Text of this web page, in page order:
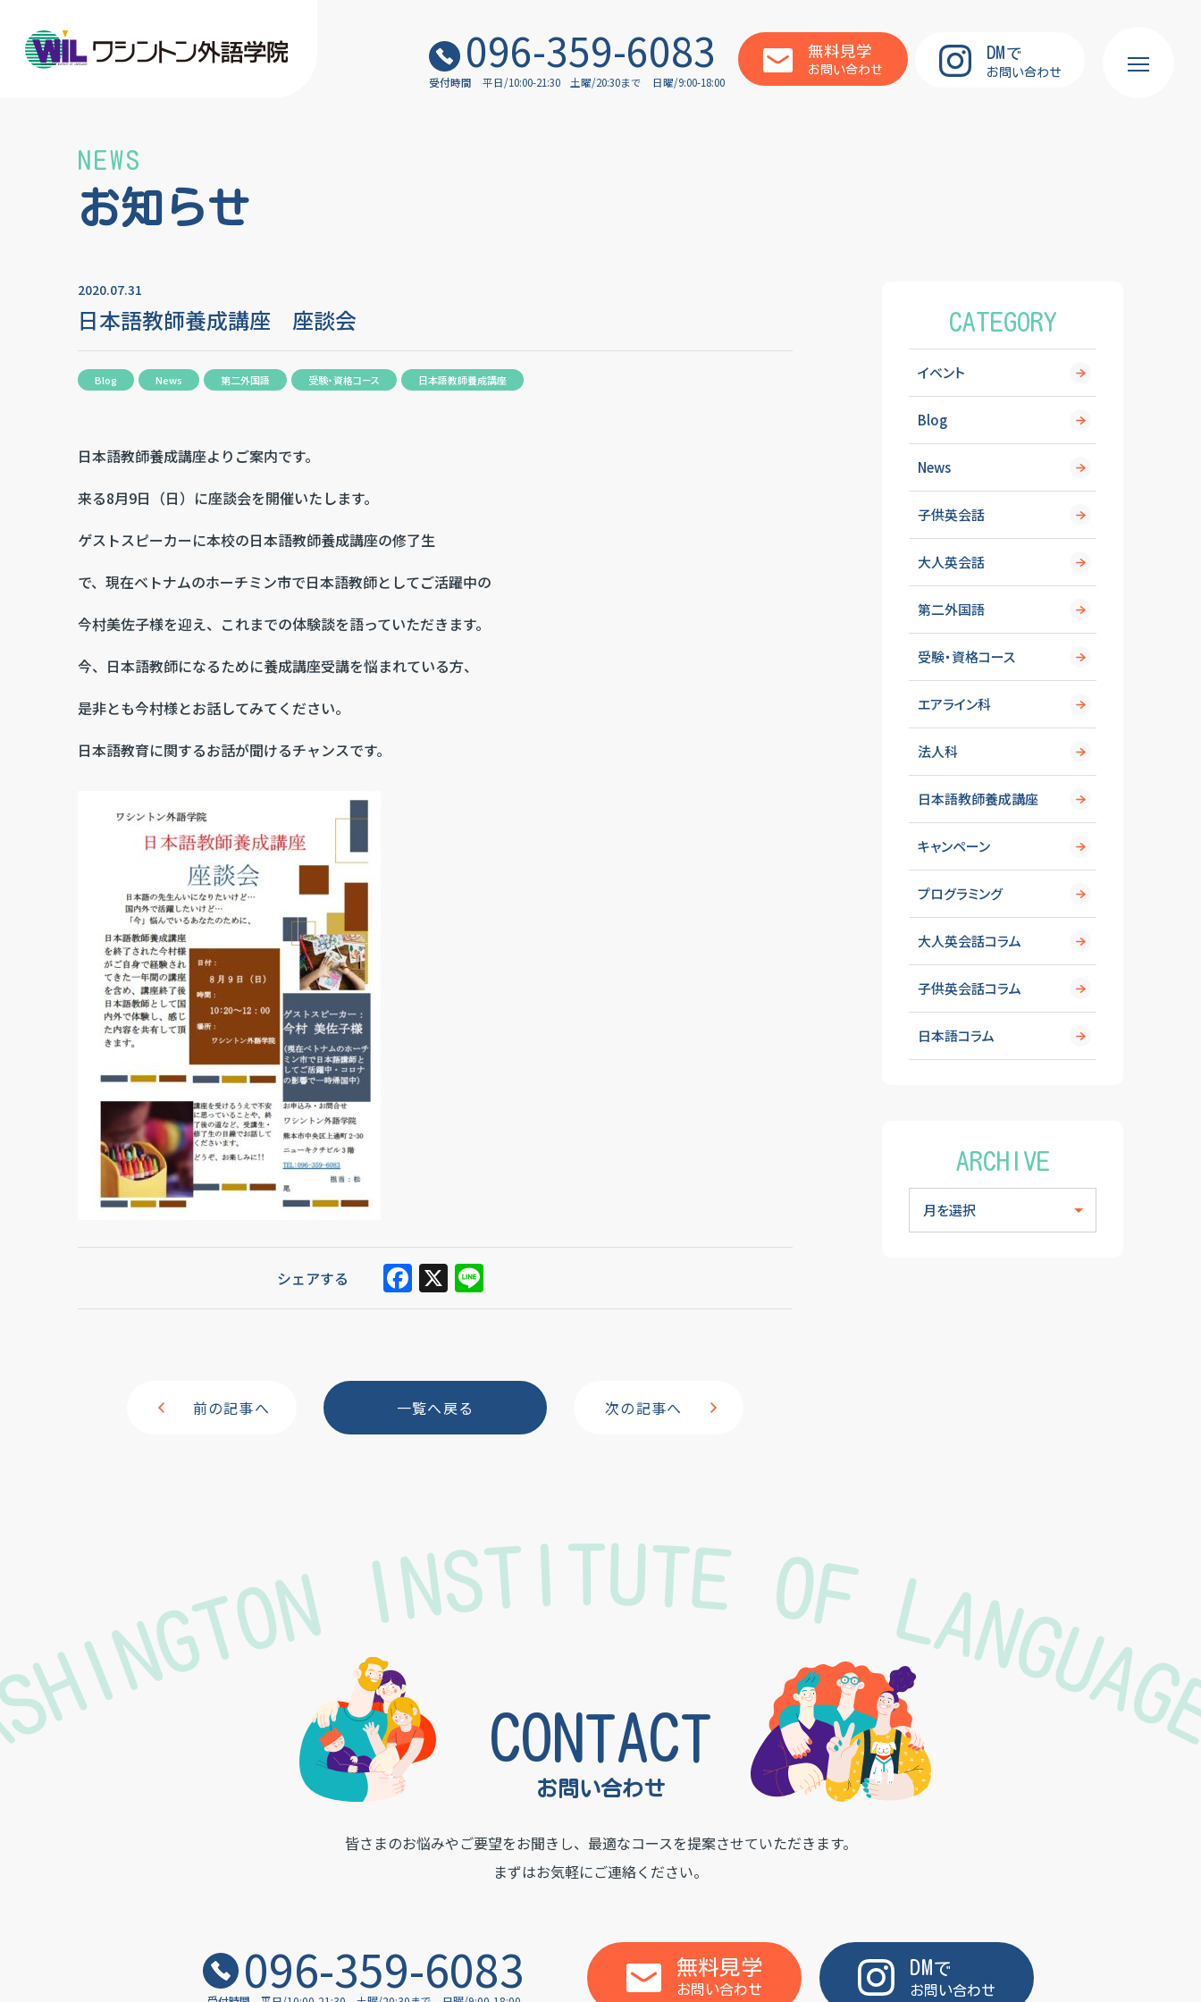
096-359-6083
受付時間 平日/10:00-21:30 土曜/20:30まで 日曜/9:00-18:00
無料見学
お問い合わせ
DMで
お問い合わせ
お知らせ
NEWS
2020.07.31
日本語教師養成講座 座談会
Blog News 第二外国語 受験・資格コース 日本語教師養成講座
日本語教師養成講座よりご案内です。
来る8月9日（日）に座談会を開催いたします。
ゲストスピーカーに本校の日本語教師養成講座の修了生
で、現在ベトナムのホーチミン市で日本語教師としてご活躍中の
今村美佐子様を迎え、これまでの体験談を語っていただきます。
今、日本語教師になるために養成講座受講を悩まれている方、
是非とも今村様とお話してみてください。
日本語教育に関するお話が聞けるチャンスです。
シェアする F
a
b
o
X Li
n
前の記事へ 次の記事へ
一覧へ戻る
CATEGORY
イベント
Blog
News
子供英会話
大人英会話
第二外国語
受験・資格コース
エアライン科
法人科
日本語教師養成講座
キャンペーン
プログラミング
大人英会話コラム
子供英会話コラム
日本語コラム
ARCHIVE
INSTITUTE OF
お問い合わせ
CONTACT
皆さまのお悩みやご要望をお聞きし、 最適なコースを提案させていただきます。
まずはお気軽にご連絡ください。
096-359-6083 無料見学
お問い合わせ
DMで
お問い合わせ